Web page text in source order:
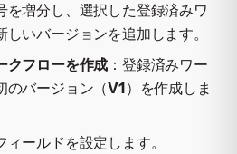
を増分し、選択した登録済みワ
しいバージョンを追加します。
クフローを作成 ：登録済みワー
のバージョン（V1）を作成しま
ールドを設定します。